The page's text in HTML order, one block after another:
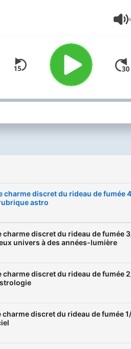
thème en
autonomes et
complémentaires. Vous
ce podcast ?
tous les
rendez-vous sur
charme discret du rideau de fumée
astro
charme discret du rideau de fumée
univers à des années-lumière
charme discret du rideau de fumée
discret du rideau de fumée 1/